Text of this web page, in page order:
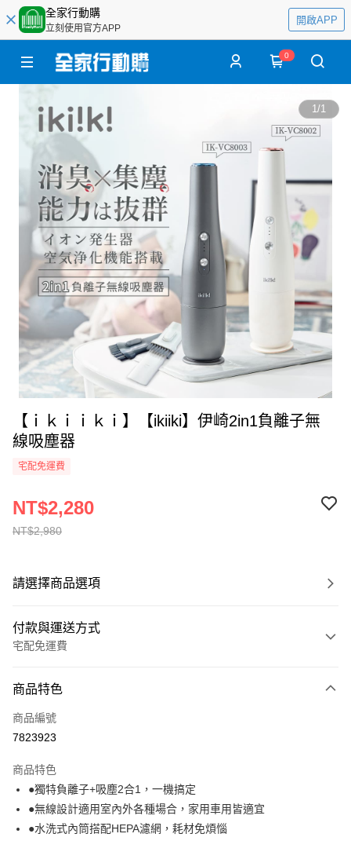
全家行動購
立刻使用官方APP
開啟APP
0
1/1
【ｉｋｉｉｋｉ】【ikiiki】伊崎2in1負離子無
線吸塵器
宅配免運費
NT$2,980
NT$2,280
請選擇商品選項
付款與運送方式
宅配免運費
全家線上支付
運送方式
本島宅配-活動商品
免運費
離島宅配-常溫商品
免運費
商品特色
商品編號
7823923
商品特色
●獨特負離子+吸塵2合1，一機搞定
●無線設計適用室內外各種場合，家用車用皆適宜
●水洗式內筒搭配HEPA濾網，耗材免煩惱